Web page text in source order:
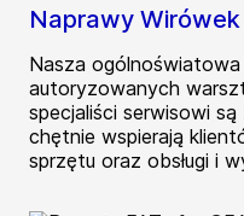
Naprawy Wirówek
Nasza ogólnoświatowa
autoryzowanych
specjaliści serwisowi
chętnie wspierają
sprzętu oraz obsługi i